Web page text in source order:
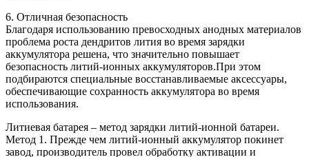
6. Отличная безопасность
Благодаря использованию превосходных анодных материалов
проблема роста дендритов лития во время зарядки
аккумулятора решена, что значительно повышает
безопасность литий-ионных аккумуляторов.При этом
подбираются специальные восстанавливаемые аксессуары,
обеспечивающие сохранность аккумулятора во время
использования.
Литиевая батарея – метод зарядки литий-ионной батареи.
Метод 1. Прежде чем литий-ионный аккумулятор покинет
завод, производитель провел обработку активации и